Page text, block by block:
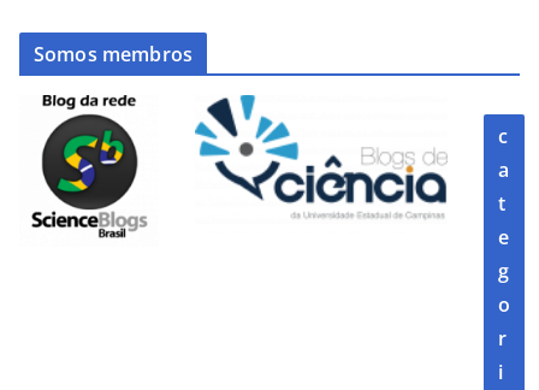
Somos membros
c
a
t
e
g
o
r
i